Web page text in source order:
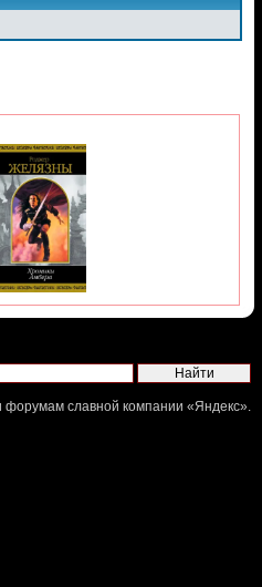
форумам славной компании «Яндекс».